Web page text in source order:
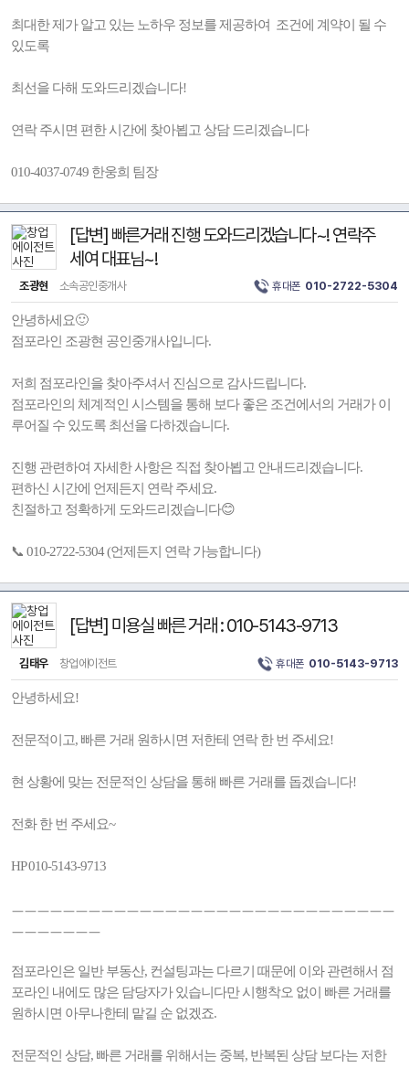
최대한 제가 알고 있는 노하우 정보를 제공하여 조건에 계약이 될 수
있도록
최선을 다해 도와드리겠습니다!
연락 주시면 편한 시간에 찾아뵙고 상담 드리겠습니다
010-4037-0749 한웅희 팀장
[답변] 빠른거래 진행 도와드리겠습니다~! 연락주
세여 대표님~!
조광현 소속공인중개사 휴대폰 010-2722-5304
안녕하세요🙂
점포라인 조광현 공인중개사입니다.
저희 점포라인을 찾아주셔서 진심으로 감사드립니다.
점포라인의 체계적인 시스템을 통해 보다 좋은 조건에서의 거래가 이
루어질 수 있도록 최선을 다하겠습니다.
진행 관련하여 자세한 사항은 직접 찾아뵙고 안내드리겠습니다.
편하신 시간에 언제든지 연락 주세요.
친절하고 정확하게 도와드리겠습니다😊
📞 010-2722-5304 (언제든지 연락 가능합니다)
[답변] 미용실 빠른 거래 : 010-5143-9713
김태우 창업에이전트 휴대폰 010-5143-9713
안녕하세요!
전문적이고, 빠른 거래 원하시면 저한테 연락 한 번 주세요!
현 상황에 맞는 전문적인 상담을 통해 빠른 거래를 돕겠습니다!
전화 한 번 주세요~
HP 010-5143-9713
ㅡㅡㅡㅡㅡㅡㅡㅡㅡㅡㅡㅡㅡㅡㅡㅡㅡㅡㅡㅡㅡㅡㅡㅡㅡㅡㅡㅡㅡㅡ
ㅡㅡㅡㅡㅡㅡㅡ
점포라인은 일반 부동산, 컨설팅과는 다르기 때문에 이와 관련해서 점
포라인 내에도 많은 담당자가 있습니다만 시행착오 없이 빠른 거래를
원하시면 아무나한테 맡길 순 없겠죠.
전문적인 상담, 빠른 거래를 위해서는 중복, 반복된 상담 보다는 저한